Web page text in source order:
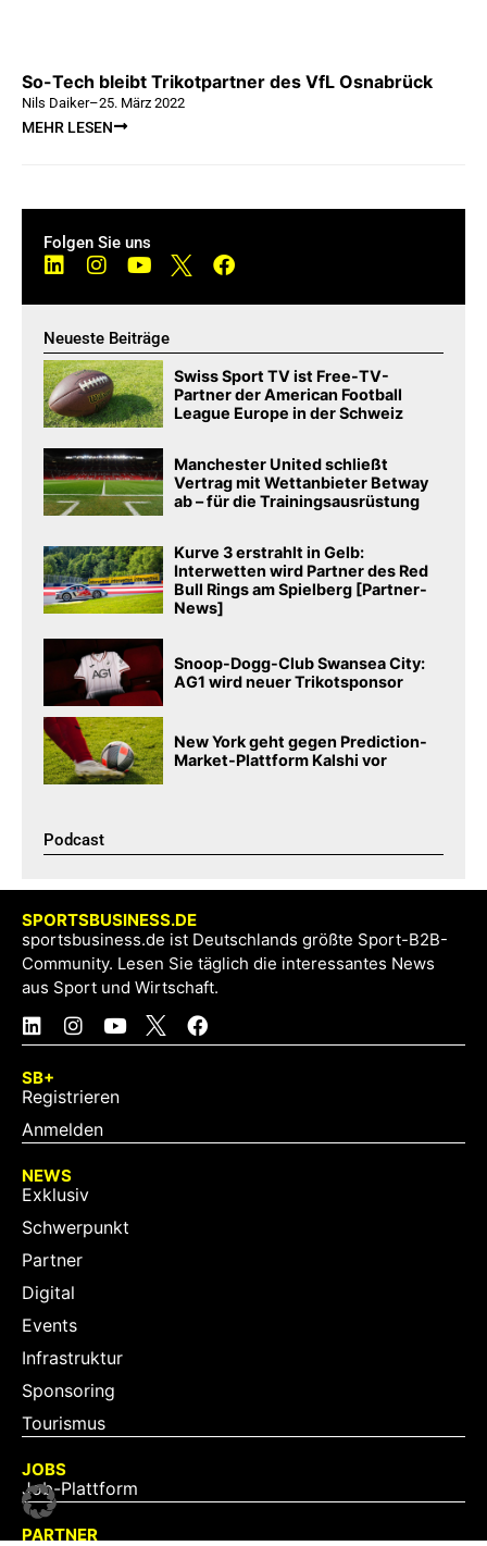
So-Tech bleibt Trikotpartner des VfL Osnabrück
Nils Daiker–25. März 2022
MEHR LESEN
Folgen Sie uns
Neueste Beiträge
Swiss Sport TV ist Free-TV-
Partner der American Football
League Europe in der Schweiz
Manchester United schließt
Vertrag mit Wettanbieter Betway
ab – für die Trainingsausrüstung
Kurve 3 erstrahlt in Gelb:
Interwetten wird Partner des Red
Bull Rings am Spielberg [Partner-
News]
Snoop-Dogg-Club Swansea City:
AG1 wird neuer Trikotsponsor
New York geht gegen Prediction-
Market-Plattform Kalshi vor
Podcast​
SPORTSBUSINESS.DE
sportsbusiness.de ist Deutschlands größte Sport-B2B-
Community. Lesen Sie täglich die interessantes News
aus Sport und Wirtschaft.
SB+
Registrieren
Anmelden
NEWS
Exklusiv
Schwerpunkt
Partner
Digital
Events
Infrastruktur
Sponsoring
Tourismus
JOBS
Job-Plattform
PARTNER